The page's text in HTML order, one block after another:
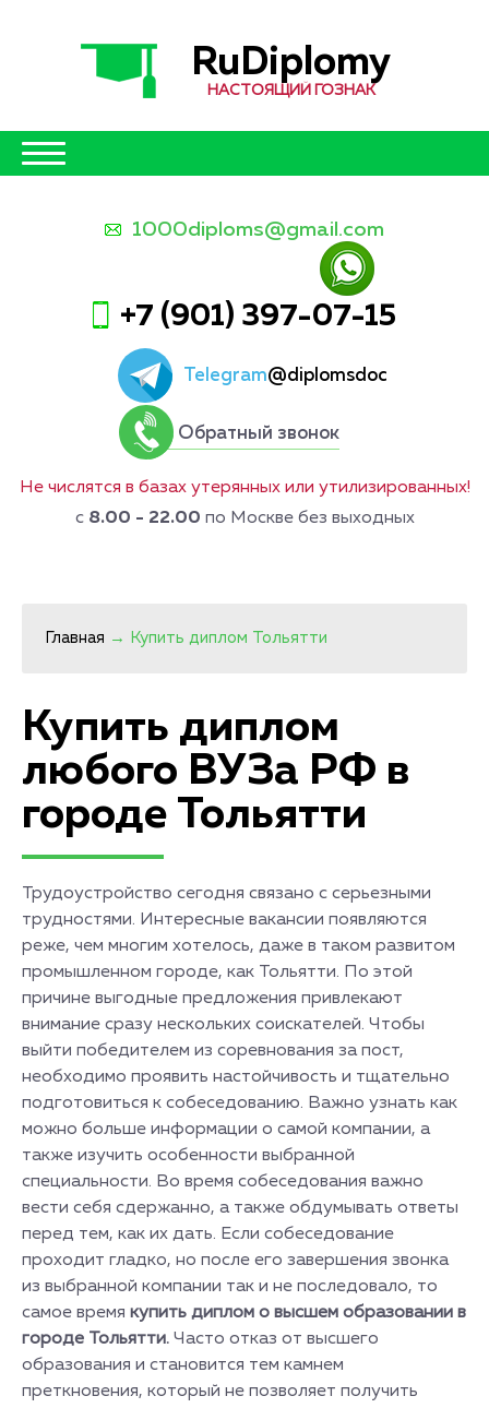
RuDiplomy
НАСТОЯЩИЙ ГОЗНАК
1000diploms@gmail.com
+7 (901) 397-07-15
Telegram@diplomsdoc
Обратный звонок
Не числятся в базах утерянных или утилизированных!
с 8.00 - 22.00 по Москве без выходных
Главная → Купить диплом Тольятти
Купить диплом
любого ВУЗа РФ в
городе Тольятти
Трудоустройство сегодня связано с серьезными
трудностями. Интересные вакансии появляются
реже, чем многим хотелось, даже в таком развитом
промышленном городе, как Тольятти. По этой
причине выгодные предложения привлекают
внимание сразу нескольких соискателей. Чтобы
выйти победителем из соревнования за пост,
необходимо проявить настойчивость и тщательно
подготовиться к собеседованию. Важно узнать как
можно больше информации о самой компании, а
также изучить особенности выбранной
специальности. Во время собеседования важно
вести себя сдержанно, а также обдумывать ответы
перед тем, как их дать. Если собеседование
проходит гладко, но после его завершения звонка
из выбранной компании так и не последовало, то
самое время купить диплом о высшем образовании в
городе Тольятти. Часто отказ от высшего
образования и становится тем камнем
преткновения, который не позволяет получить